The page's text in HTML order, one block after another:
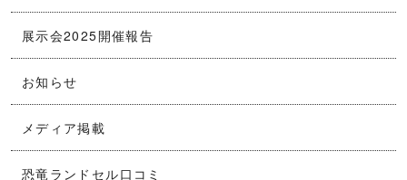
展示会2025開催報告
お知らせ
メディア掲載
恐竜ランドセル口コミ